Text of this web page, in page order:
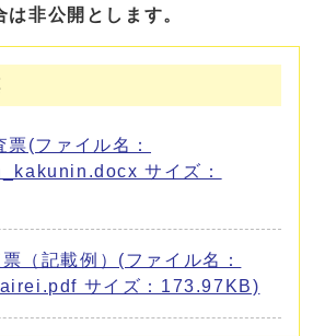
非公開とします。
(ファイル名：
サイズ：
（記載例）(ファイル名：
サイズ：173.97KB)